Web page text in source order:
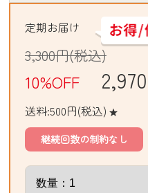
定期お届け
3,300円(税込)
10%OFF 2,970
送料:500円(税込) ★
継続回数の制約なし